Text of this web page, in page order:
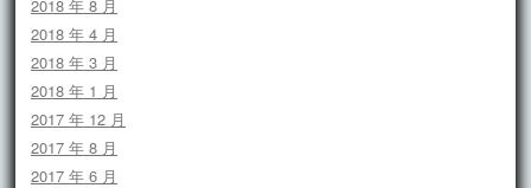
2018 年 8 月
2018 年 4 月
2018 年 3 月
2018 年 1 月
2017 年 12 月
2017 年 8 月
2017 年 6 月